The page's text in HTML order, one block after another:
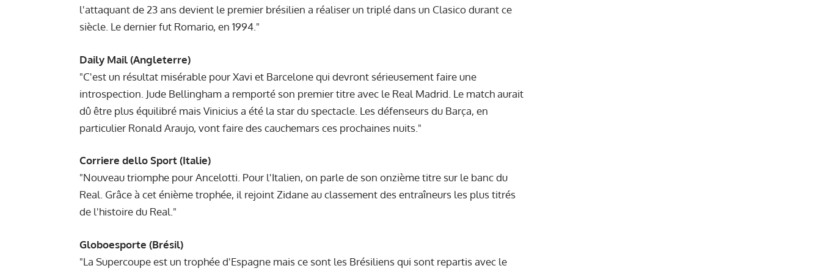
l'attaquant de 23 ans devient le premier brésilien a réaliser un triplé dans un Clasico durant ce
siècle. Le dernier fut Romario, en 1994."
Daily Mail (Angleterre)
"C'est un résultat misérable pour Xavi et Barcelone qui devront sérieusement faire une
introspection. Jude Bellingham a remporté son premier titre avec le Real Madrid. Le match aurait
dû être plus équilibré mais Vinicius a été la star du spectacle. Les défenseurs du Barça, en
particulier Ronald Araujo, vont faire des cauchemars ces prochaines nuits."
Corriere dello Sport (Italie)
"Nouveau triomphe pour Ancelotti. Pour l'Italien, on parle de son onzième titre sur le banc du
Real. Grâce à cet énième trophée, il rejoint Zidane au classement des entraîneurs les plus titrés
de l'histoire du Real."
Globoesporte (Brésil)
"La Supercoupe est un trophée d'Espagne mais ce sont les Brésiliens qui sont repartis avec le